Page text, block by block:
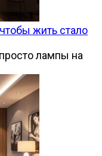
жить стало
лампы на